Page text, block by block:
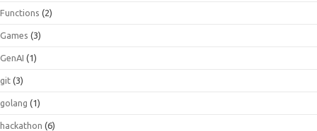
Functions (2)
Games (3)
GenAI (1)
git (3)
golang (1)
hackathon (6)